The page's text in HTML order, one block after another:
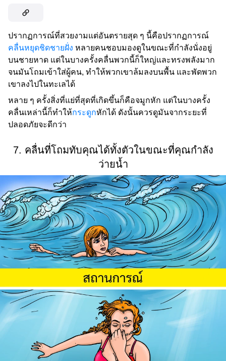
ปรากฏการณ์ที่สวยงามแต่อันตรายสุด ๆ นี้คือปรากฏการณ์
คลื่นหยุดชิดชายฝั่ง หลายคนชอบมองดูในขณะที่กำลังนั่งอยู่
บนชายหาด แต่ในบางครั้งคลื่นพวกนี้ก็ใหญ่และทรงพลังมาก
จนมันโถมเข้าใส่ผู้คน, ทำให้พวกเขาล้มลงบนพื้น และพัดพวก
เขาลงไปในทะเลได้
หลาย ๆ ครั้งสิ่งที่แย่ที่สุดที่เกิดขึ้นก็คือจมูกหัก แต่ในบางครั้ง
คลื่นเหล่านี้ก็ทำให้กระดูกหักได้ ดังนั้นควรดูมันจากระยะที่
ปลอดภัยจะดีกว่า
7. คลื่นที่โถมทับคุณได้ทั้งตัวในขณะที่คุณกำลัง
ว่ายน้ำ